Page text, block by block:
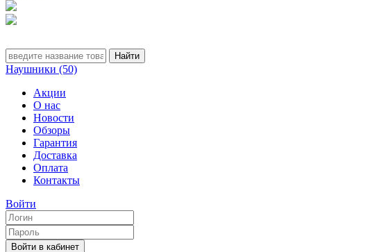
Наушники (50)
Акции
О нас
Новости
Обзоры
Гарантия
Доставка
Оплата
Контакты
Войти